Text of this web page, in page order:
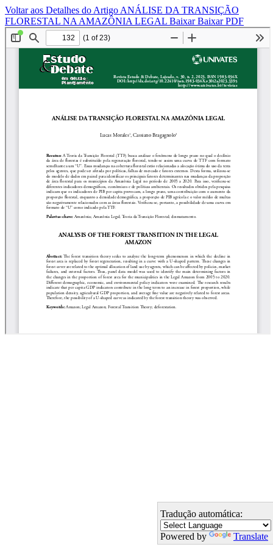
Voltar aos Detalhes do Artigo ANÁLISE DA TRANSIÇÃO
FLORESTAL NA AMAZÔNIA LEGAL BaixarBaixar PDF
Tradução automática:
Powered by Translate